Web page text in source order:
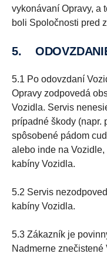
vykonávaní Opravy, a
boli Spoločnosti pred
5.
5.1 Po odovzdaní
Opravy zodpovedá
Vozidla. Servis
prípadné škody (napr.
spôsobené pádom
alebo inde na
kabíny Vozidla.
5.2 Servis
kabíny Vozidla.
5.3 Zákazník je
Nadmerne